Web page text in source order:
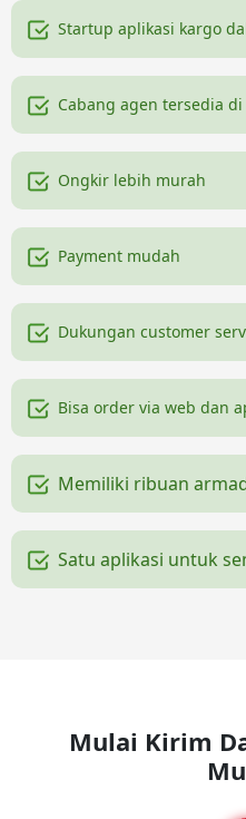
Startup aplikasi kargo
Cabang agen tersedia
Ongkir lebih murah
Payment mudah
Dukungan customer
Bisa order via web dan
Memiliki ribuan
Satu aplikasi untuk
Mulai Kirim